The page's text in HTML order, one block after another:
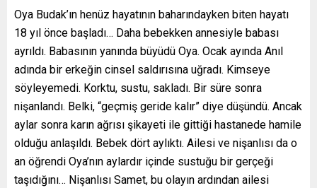
Oya Budak’ın henüz hayatının baharındayken biten hayatı
18 yıl önce başladı… Daha bebekken annesiyle babası
ayrıldı. Babasının yanında büyüdü Oya. Ocak ayında Anıl
adında bir erkeğin cinsel saldırısına uğradı. Kimseye
söyleyemedi. Korktu, sustu, sakladı. Bir süre sonra
nişanlandı. Belki, “geçmiş geride kalır” diye düşündü. Ancak
aylar sonra karın ağrısı şikayeti ile gittiği hastanede hamile
olduğu anlaşıldı. Bebek dört aylıktı. Ailesi ve nişanlısı da o
an öğrendi Oya’nın aylardır içinde sustuğu bir gerçeği
taşıdığını… Nişanlısı Samet, bu olayın ardından ailesi